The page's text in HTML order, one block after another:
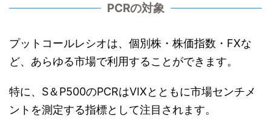
PCRの対象
プットコールレシオは、個別株・株価指数・FXな
ど、あらゆる市場で利用することができます。
特に、S＆P500のPCRはVIXとともに市場センチメ
ントを測定する指標として注目されます。